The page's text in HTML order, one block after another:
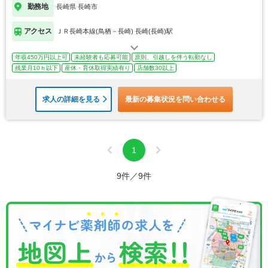
勤務地 長崎県 長崎市
アクセス ＪＲ長崎本線(鳥栖－長崎) 長崎(長崎)駅
年収450万円以上可 未経験者も応募可能
原則、引越しを伴う転勤なし
残業月10ｈ以下
産休・育休取得実績有り 店舗数30以上
求人の詳細を見る 最新の募集状況を問い合わせる
1
9件／9件